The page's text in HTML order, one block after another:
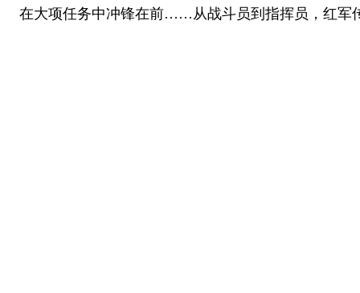
在大项任务中冲锋在前……从战斗员到指挥员，红军